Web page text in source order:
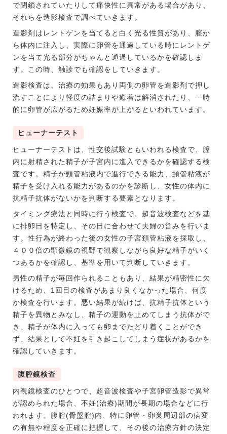
で閉鎖されていたりして痛快性に異常がある場合があり、
それらを造影検査で調べていきます。
造影剤はレントゲンを当てると白く光る性質があり、膣か
ら体内に注入し、実際に卵管を通過している時にレントゲ
ンを当て光る部分がちゃんと通過しているかを確認しま
す。この時、触診でも確認をしていきます。
造影検査は、治療の効果もあり両側の卵管を造影剤で押し
流すことにより軽度の詰まりや癒着は解消されたり、一時
的に卵管が広がるため妊娠率が上がるといわれています。
ヒューナーテスト
ヒューナーテストは、性交後試験ともいわれる検査で、膣
内に射精された精子が子宮内に進入できるかを確認する検
査です。精子が頸管粘液内で進行できる能力、頸管粘液が
精子を受け入れる能力があるのかを診断し、女性の体内に
抗精子抗体がないかを判断する要素となります。
タイミング療法と同時に行う検査で、超音波検査などを基
に排卵日を特定し、その日に合わせて夫婦の営みを行いま
す。性行為が終わった後の女性の子宮頚管粘液を採取し、
４００倍の顕微鏡の視野で観察しながら良好な精子がいく
つあるかを確認し、基準を用いて判断していきます。
男性の精子が毎回作られることもあり、結果が精密性に欠
けるため、1回目の検査があまり良くなかった場合、何度
か検査を行います。悪い結果が続けば、抗精子抗体という
精子を異物とみなし、精子の運動を止めてしまう抗体がで
き、精子が体内に入っても卵までたどり着くことができ
ず、結果として不妊を引き起こしてしまう症状があるかを
確認していきます。
腹腔鏡検査
内視鏡検査のひとつで、超音波検査や子宮卵管造影で異常
が認められた場合、不妊(治療)期間が長期の場合などに行
われます。腹腔(骨盤腔)内、特に卵管・卵巣周辺部の病変
の有無や程度を正確に把握して、その後の治療方針の決定